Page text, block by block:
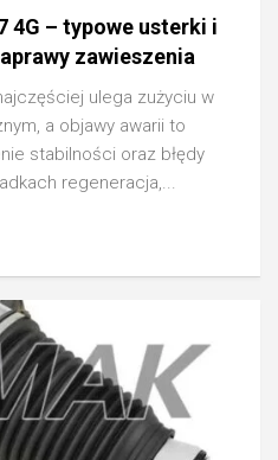
4G – typowe usterki i
zawieszenia
ulega zużyciu w
a objawy awarii to
stabilności oraz błędy
regeneracja,...